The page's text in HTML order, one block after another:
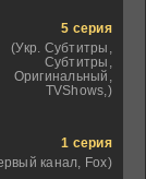
5 серия
(Укр. Субтитры,
Субтитры,
Оригинальный,
TVShows,)
1 серия
канал, Fox)